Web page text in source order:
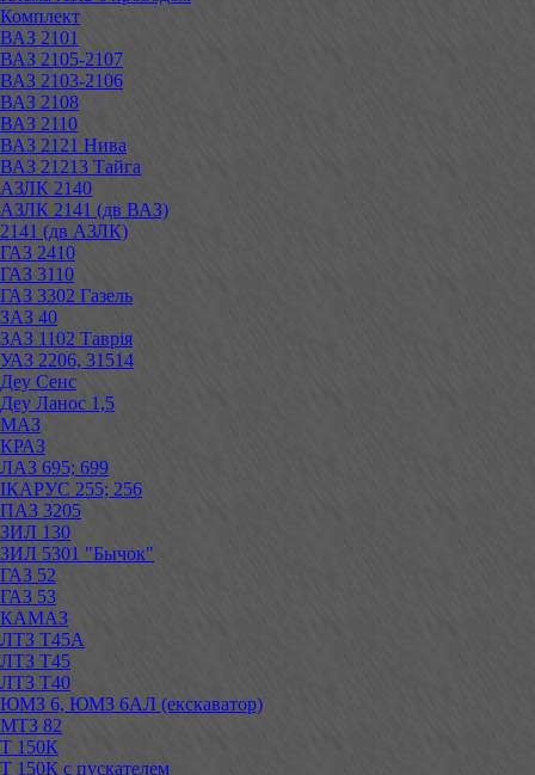
Комплект
ВАЗ 2101
ВАЗ 2105-2107
ВАЗ 2103-2106
ВАЗ 2108
ВАЗ 2110
ВАЗ 2121 Нива
ВАЗ 21213 Тайга
АЗЛК 2140
АЗЛК 2141 (дв ВАЗ)
2141 (дв АЗЛК)
ГАЗ 2410
ГАЗ 3110
ГАЗ 3302 Газель
ЗАЗ 40
ЗАЗ 1102 Таврія
УАЗ 2206, 31514
Деу Сенс
Деу Ланос 1,5
МАЗ
КРАЗ
ЛАЗ 695; 699
ІКАРУС 255; 256
ПАЗ 3205
ЗИЛ 130
ЗИЛ 5301 "Бычок"
ГАЗ 52
ГАЗ 53
КАМАЗ
ЛТЗ Т45А
ЛТЗ Т45
ЛТЗ Т40
ЮМЗ 6, ЮМЗ 6АЛ (екскаватор)
МТЗ 82
Т 150К
Т 150К с пускателем